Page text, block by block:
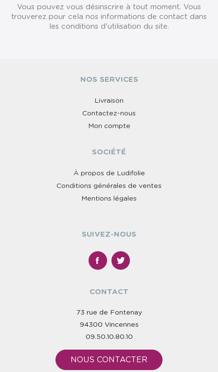
Vous pouvez vous désinscrire à tout moment. Vous
trouverez pour cela nos informations de contact dans
les conditions d'utilisation du site.
NOS SERVICES
Livraison
Contactez-nous
Mon compte
SOCIÉTÉ
À propos de Ludifolie
Conditions générales de ventes
Mentions légales
SUIVEZ-NOUS
CONTACT
73 rue de Fontenay
94300 Vincennes
09.50.10.80.10
NOUS CONTACTER